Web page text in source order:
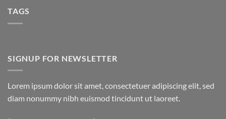
TAGS
SIGNUP FOR NEWSLETTER
Lorem ipsum dolor sit amet, consectetuer adipiscing elit, sed
diam nonummy nibh euismod tincidunt ut laoreet.